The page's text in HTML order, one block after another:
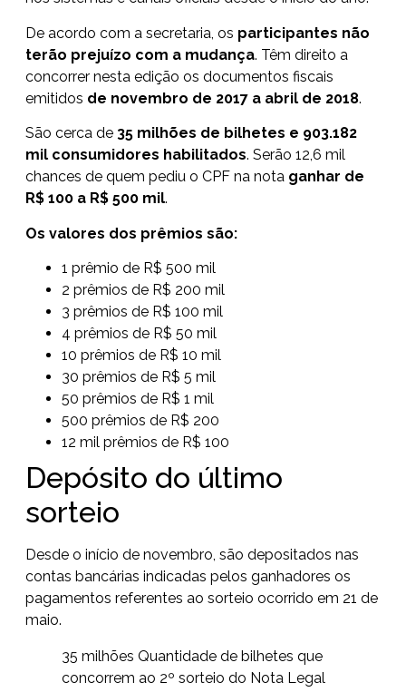
De acordo com a secretaria, os participantes não
terão prejuízo com a mudança. Têm direito a
concorrer nesta edição os documentos fiscais
emitidos de novembro de 2017 a abril de 2018.
São cerca de 35 milhões de bilhetes e 903.182
mil consumidores habilitados. Serão 12,6 mil
chances de quem pediu o CPF na nota ganhar de
R$ 100 a R$ 500 mil.
Os valores dos prêmios são:
1 prêmio de R$ 500 mil
2 prêmios de R$ 200 mil
3 prêmios de R$ 100 mil
4 prêmios de R$ 50 mil
10 prêmios de R$ 10 mil
30 prêmios de R$ 5 mil
50 prêmios de R$ 1 mil
500 prêmios de R$ 200
12 mil prêmios de R$ 100
Depósito do último
sorteio
Desde o início de novembro, são depositados nas
contas bancárias indicadas pelos ganhadores os
pagamentos referentes ao sorteio ocorrido em 21 de
maio.
35 milhões Quantidade de bilhetes que
concorrem ao 2º sorteio do Nota Legal